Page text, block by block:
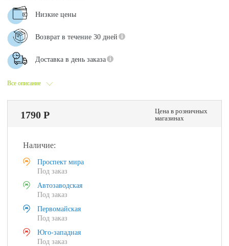
Все описание
Низкие цены
Возврат в течение 30 дней
Доставка в день заказа
1790 Р
Цена в розничных
магазинах
Наличие:
Проспект мира
Под заказ
Автозаводская
Под заказ
Первомайская
Под заказ
Юго-западная
Под заказ